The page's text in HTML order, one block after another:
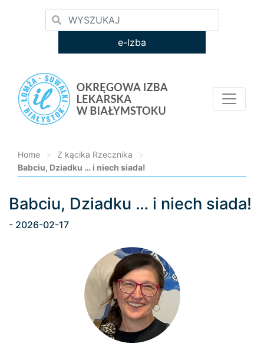
e-Izba
Home > Z kącika Rzecznika
>
Babciu, Dziadku … i niech siada!
Loading...
Babciu, Dziadku … i niech siada!
- 2026-02-17